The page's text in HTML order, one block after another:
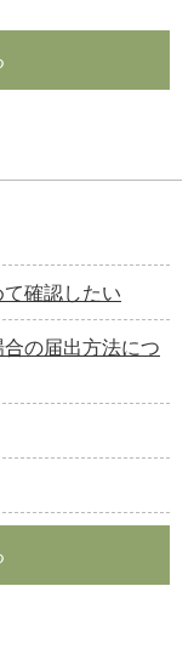
確認したい
の届出方法につ